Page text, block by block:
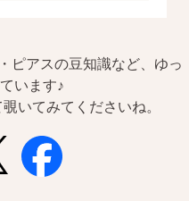
ピアスの豆知識など、ゆっ
います♪
いてみてくださいね。